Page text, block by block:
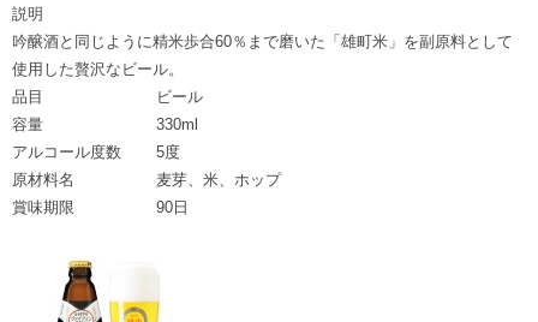
説明
吟醸酒と同じように精米歩合60％まで磨いた「雄町米」を副原料として
使用した贅沢なビール。
品目
ビール
容量
330ml
アルコール度数
5度
原材料名
麦芽、米、ホップ
賞味期限
90日